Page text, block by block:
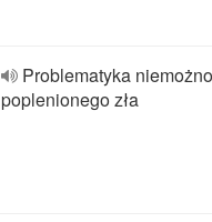
Problematyka
poplenionego zła